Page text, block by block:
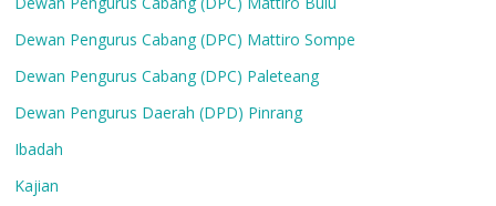
Dewan Pengurus Cabang (DPC) Mattiro Sompe
Dewan Pengurus Cabang (DPC) Paleteang
Dewan Pengurus Daerah (DPD) Pinrang
Ibadah
Kajian